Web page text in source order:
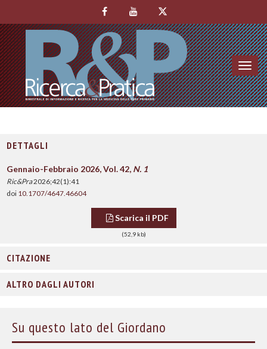
DETTAGLI
Gennaio-Febbraio 2026, Vol. 42, N. 1
Ric&Pra2026;42(1):41
doi 10.1707/4647.46604
Scarica il PDF
(52,9 kb)
CITAZIONE
ALTRO DAGLI AUTORI
Su questo lato del Giordano